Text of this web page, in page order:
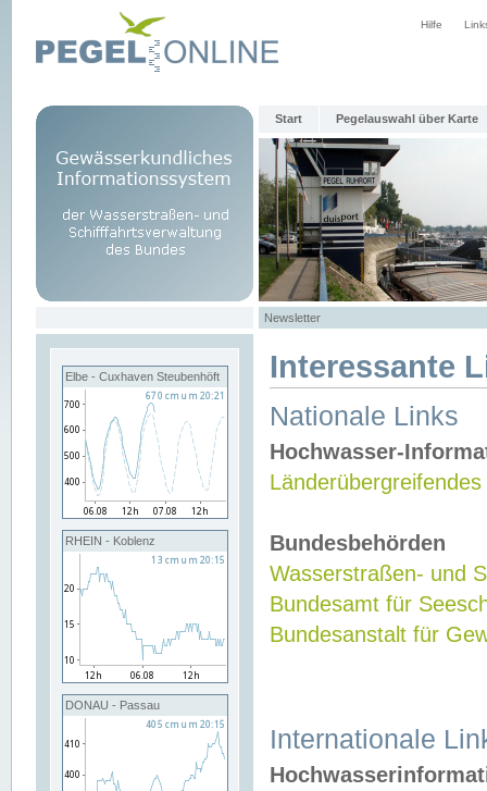
Hilfe
Start Pegelauswahl über Karte
Newsletter
Elbe - Cuxhaven Steubenhöft
RHEIN - Koblenz
DONAU - Passau
Interessante
Nationale Links
Hochwasser-
Bundesbehörden
Wasserstraßen- und
Bundesamt für
Bundesanstalt für
Internationale